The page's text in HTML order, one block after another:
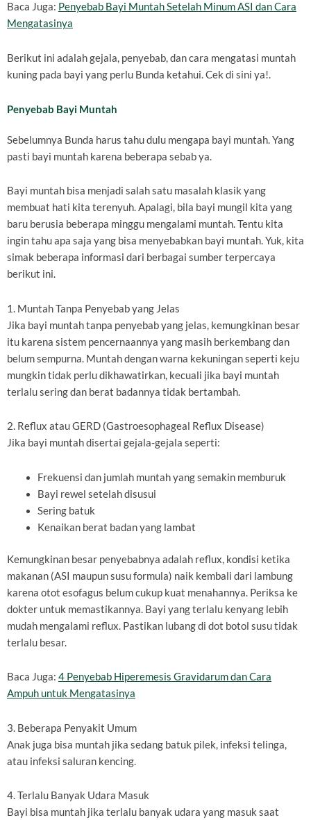
Baca Juga: Penyebab Bayi Muntah Setelah Minum ASI dan Cara
Mengatasinya
Berikut ini adalah gejala, penyebab, dan cara mengatasi muntah
kuning pada bayi yang perlu Bunda ketahui. Cek di sini ya!.
Penyebab Bayi Muntah
Sebelumnya Bunda harus tahu dulu mengapa bayi muntah. Yang
pasti bayi muntah karena beberapa sebab ya.
Bayi muntah bisa menjadi salah satu masalah klasik yang
membuat hati kita terenyuh. Apalagi, bila bayi mungil kita yang
baru berusia beberapa minggu mengalami muntah. Tentu kita
ingin tahu apa saja yang bisa menyebabkan bayi muntah. Yuk, kita
simak beberapa informasi dari berbagai sumber terpercaya
berikut ini.
1. Muntah Tanpa Penyebab yang Jelas
Jika bayi muntah tanpa penyebab yang jelas, kemungkinan besar
itu karena sistem pencernaannya yang masih berkembang dan
belum sempurna. Muntah dengan warna kekuningan seperti keju
mungkin tidak perlu dikhawatirkan, kecuali jika bayi muntah
terlalu sering dan berat badannya tidak bertambah.
2. Reflux atau GERD (Gastroesophageal Reflux Disease)
Jika bayi muntah disertai gejala-gejala seperti:
Frekuensi dan jumlah muntah yang semakin memburuk
Bayi rewel setelah disusui
Sering batuk
Kenaikan berat badan yang lambat
Kemungkinan besar penyebabnya adalah reflux, kondisi ketika
makanan (ASI maupun susu formula) naik kembali dari lambung
karena otot esofagus belum cukup kuat menahannya. Periksa ke
dokter untuk memastikannya. Bayi yang terlalu kenyang lebih
mudah mengalami reflux. Pastikan lubang di dot botol susu tidak
terlalu besar.
Baca Juga: 4 Penyebab Hiperemesis Gravidarum dan Cara
Ampuh untuk Mengatasinya
3. Beberapa Penyakit Umum
Anak juga bisa muntah jika sedang batuk pilek, infeksi telinga,
atau infeksi saluran kencing.
4. Terlalu Banyak Udara Masuk
Bayi bisa muntah jika terlalu banyak udara yang masuk saat